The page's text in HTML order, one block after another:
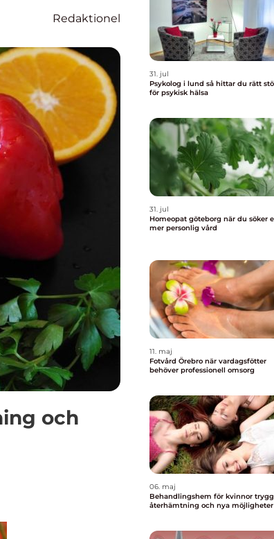
Redaktionel
och
31. jul
Psykolog i lund så hittar du rätt stöd
för psykisk hälsa
31. jul
Homeopat göteborg när du söker en
mer personlig vård
11. maj
Fotvård Örebro när vardagsfötter
behöver professionell omsorg
06. maj
Behandlingshem för kvinnor trygghet,
återhämtning och nya möjligheter